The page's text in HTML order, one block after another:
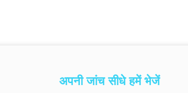
अपनी जांच सीधे हमें भेजें